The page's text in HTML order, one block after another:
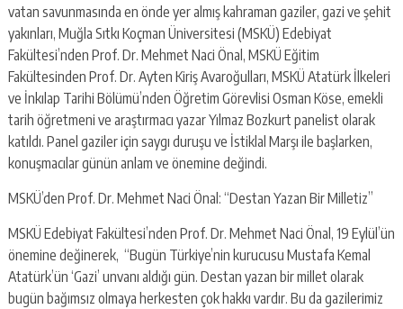
vatan savunmasında en önde yer almış kahraman gaziler, gazi ve şehit
yakınları, Muğla Sıtkı Koçman Üniversitesi (MSKÜ) Edebiyat
Fakültesi’nden Prof. Dr. Mehmet Naci Önal, MSKÜ Eğitim
Fakültesinden Prof. Dr. Ayten Kiriş Avaroğulları, MSKÜ Atatürk İlkeleri
ve İnkılap Tarihi Bölümü’nden Öğretim Görevlisi Osman Köse, emekli
tarih öğretmeni ve araştırmacı yazar Yılmaz Bozkurt panelist olarak
katıldı. Panel gaziler için saygı duruşu ve İstiklal Marşı ile başlarken,
konuşmacılar günün anlam ve önemine değindi.
MSKÜ’den Prof. Dr. Mehmet Naci Önal: “Destan Yazan Bir Milletiz”
MSKÜ Edebiyat Fakültesi’nden Prof. Dr. Mehmet Naci Önal, 19 Eylül’ün
önemine değinerek, “Bugün Türkiye’nin kurucusu Mustafa Kemal
Atatürk’ün ‘Gazi’ unvanı aldığı gün. Destan yazan bir millet olarak
bugün bağımsız olmaya herkesten çok hakkı vardır. Bu da gazilerimiz